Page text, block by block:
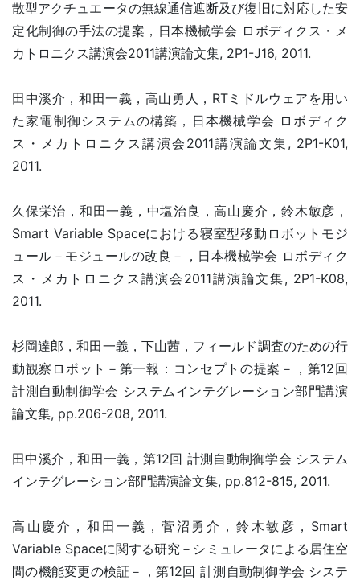
散型アクチュエータの無線通信遮断及び復旧に対応した安
定化制御の手法の提案，日本機械学会 ロボディクス・メ
カトロニクス講演会2011講演論文集, 2P1-J16, 2011.
田中溪介，和田一義，高山勇人，RTミドルウェアを用い
た家電制御システムの構築，日本機械学会 ロボディク
ス・メカトロニクス講演会2011講演論文集, 2P1-K01,
2011.
久保栄治，和田一義，中塩治良，高山慶介，鈴木敏彦，
Smart Variable Spaceにおける寝室型移動ロボットモジ
ュール－モジュールの改良－，日本機械学会 ロボディク
ス・メカトロニクス講演会2011講演論文集, 2P1-K08,
2011.
杉岡達郎，和田一義，下山茜，フィールド調査のための行
動観察ロボット－第一報：コンセプトの提案－，第12回
計測自動制御学会 システムインテグレーション部門講演
論文集, pp.206-208, 2011.
田中溪介，和田一義，第12回 計測自動制御学会 システム
インテグレーション部門講演論文集, pp.812-815, 2011.
高山慶介，和田一義，菅沼勇介，鈴木敏彦，Smart
Variable Spaceに関する研究－シミュレータによる居住空
間の機能変更の検証－，第12回 計測自動制御学会 システ